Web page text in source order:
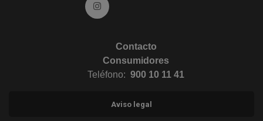
Ir a Instagram (abre en ventana nueva)
Contacto
Consumidores
Teléfono: 900 10 11 41
Aviso legal